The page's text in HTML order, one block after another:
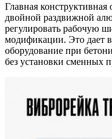
Главная
двойной раздвижной
регулировать рабочую
модификации. Это дает
оборудование при
без установки сменных